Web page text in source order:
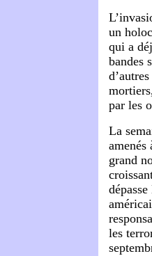
un
qui a
bandes
par les
La
grand
les